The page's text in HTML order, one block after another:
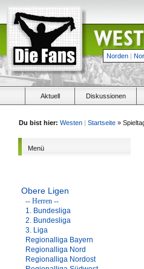
Norden |
Aktuell Diskussionen
Du bist hier: Westen | Startseite »
Menü
Obere Ligen
-- Herren --
1. Bundesliga
2. Bundesliga
3. Liga
Regionalliga Bayern
Regionalliga Nord
Regionalliga Nordost